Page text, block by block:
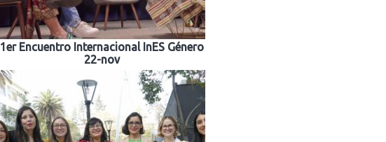
1er Encuentro Internacional InES Género
22-nov